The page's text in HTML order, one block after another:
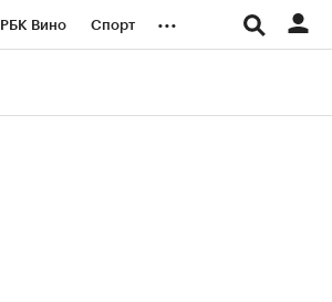
РБК Вино Спорт ...